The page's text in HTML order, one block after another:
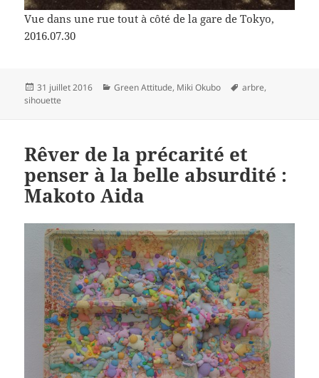
Vue dans une rue tout à côté de la gare de Tokyo,
2016.07.30
Publié
le
31 juillet 2016 Catégories
Green Attitude, Miki Okubo
Mots-
arbre,
sihouette
Rêver de la précarité et
penser à la belle absurdité :
Makoto Aida